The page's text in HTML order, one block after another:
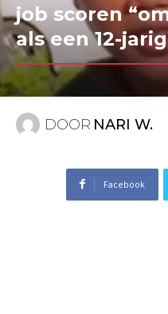
job scoren
als een 12-
DOOR NARI W.
Facebook